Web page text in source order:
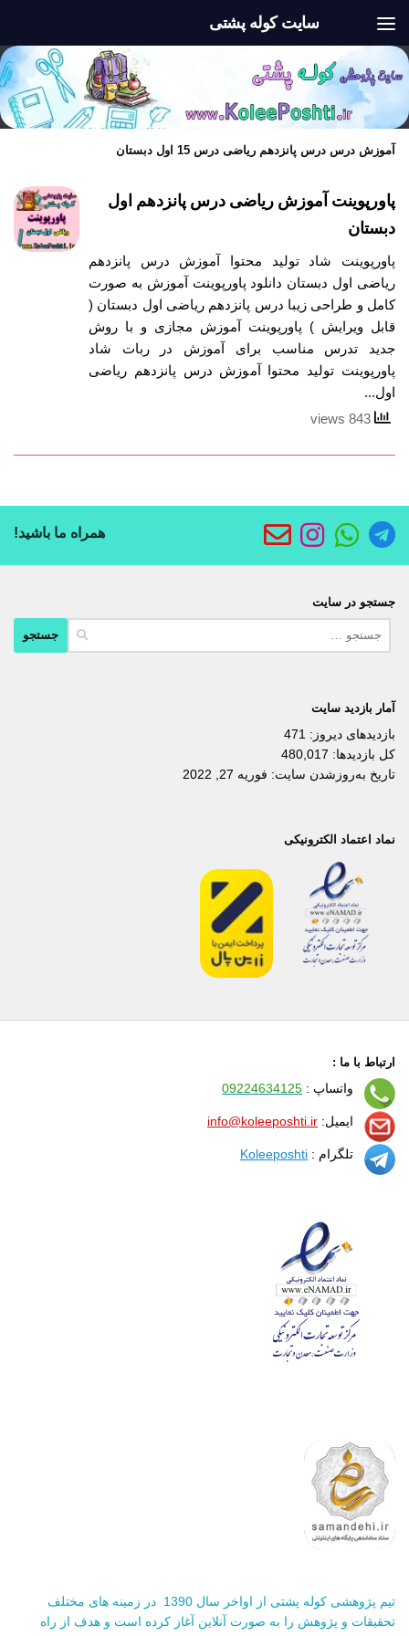
سایت کوله پشتی
آموزش درس درس پانزدهم ریاضی درس 15 اول دبستان
پاورپوینت آموزش ریاضی درس پانزدهم اول
دبستان
پاورپوینت شاد تولید محتوا آموزش درس پانزدهم
ریاضی اول دبستان دانلود پاورپوینت آموزش به صورت
کامل و طراحی زیبا درس پانزدهم ریاضی اول دبستان (
قابل ویرایش ) پاورپوینت آموزش مجازی و با روش
جدید تدرس مناسب برای آموزش در ربات شاد
پاورپوینت تولید محتوا آموزش درس پانزدهم ریاضی
اول...
همراه ما باشید!
جستجو در سایت
آمار بازدید سایت
بازدیدهای دیروز: 471
کل بازدیدها: 480,017
تاریخ به‌روزشدن سایت: فوریه 27, 2022
نماد اعتماد الکترونیکی
ارتباط با ما :
واتساپ : 09224634125
ایمیل: info@koleeposhti.ir
تلگرام : Koleeposhti
تیم پژوهشی کوله پشتی از اواخر سال 1390 در زمینه های مختلف
تحقیقات و پژوهش را به صورت آنلاین آغاز کرده است و هدف از راه